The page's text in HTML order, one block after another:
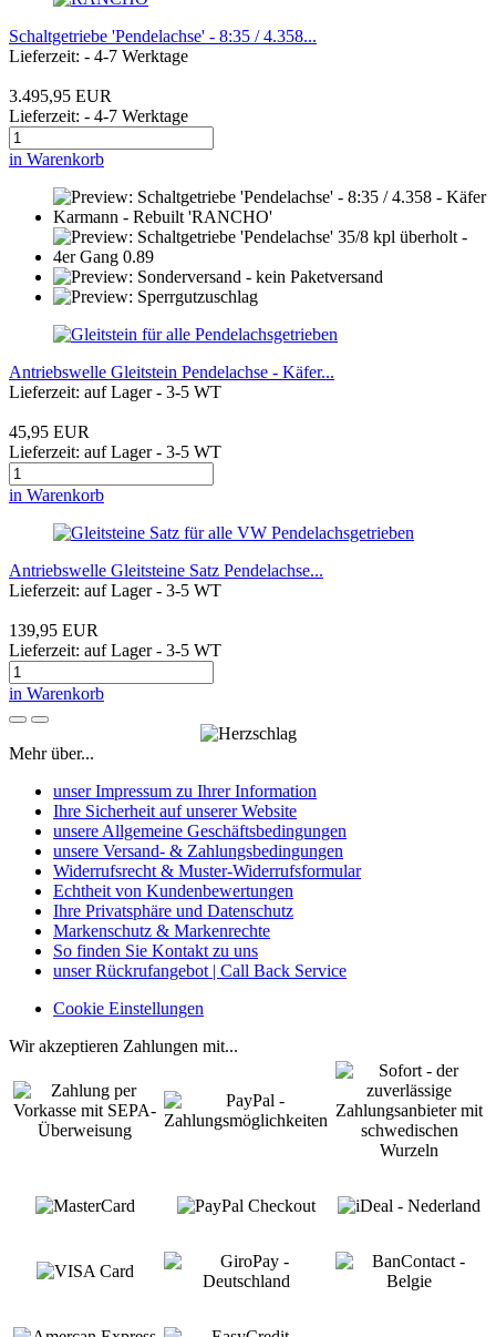
Schaltgetriebe 'Pendelachse' - 8:35 / 4.358...
Lieferzeit: - 4-7 Werktage
3.495,95 EUR
Lieferzeit: - 4-7 Werktage
in Warenkorb
Antriebswelle Gleitstein Pendelachse - Käfer...
Lieferzeit: auf Lager - 3-5 WT
45,95 EUR
Lieferzeit: auf Lager - 3-5 WT
in Warenkorb
Antriebswelle Gleitsteine Satz Pendelachse...
Lieferzeit: auf Lager - 3-5 WT
139,95 EUR
Lieferzeit: auf Lager - 3-5 WT
in Warenkorb
Mehr über...
unser Impressum zu Ihrer Information
Ihre Sicherheit auf unserer Website
unsere Allgemeine Geschäftsbedingungen
unsere Versand- & Zahlungsbedingungen
Widerrufsrecht & Muster-Widerrufsformular
Echtheit von Kundenbewertungen
Ihre Privatsphäre und Datenschutz
Markenschutz & Markenrechte
So finden Sie Kontakt zu uns
unser Rückrufangebot | Call Back Service
Cookie Einstellungen
Wir akzeptieren Zahlungen mit...